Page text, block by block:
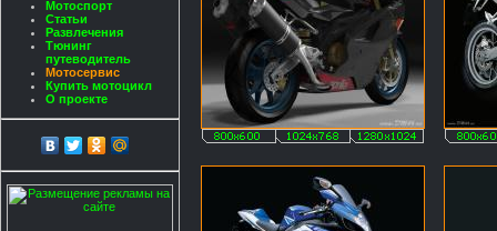
Мотоспорт
Статьи
Развлечения
Тюнинг
путеводитель
Мотосервис
Купить мотоцикл
О проекте